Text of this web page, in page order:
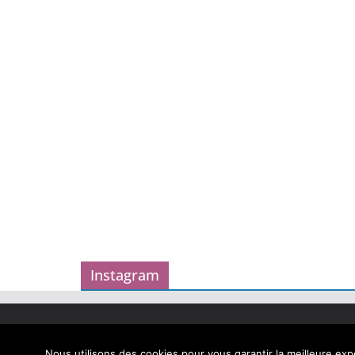
Instagram